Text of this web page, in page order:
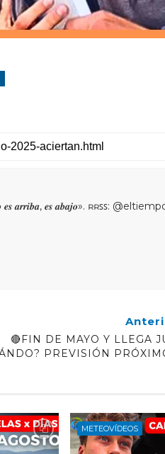
𝒆𝒔 𝒂𝒃𝒂𝒋𝒐». ʀʀꜱꜱ:
🔴FIN DE MAYO Y LLEGA
PREVISIÓN
METEOVÍDEOS